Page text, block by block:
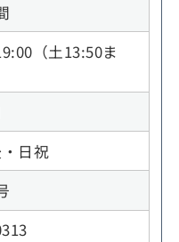
（土13:50ま
日祝